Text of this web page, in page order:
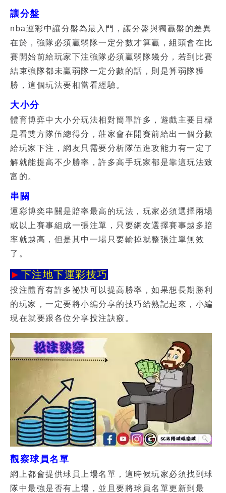
讓分盤
nba運彩中讓分盤為最入門，讓分盤與獨贏盤的差異
在於，強隊必須贏弱隊一定分數才算贏，組頭會在比
賽開始前給玩家下注強隊必須贏弱隊幾分，若到比賽
結束強隊都未贏弱隊一定分數的話，則是算弱隊獲
勝，這個玩法要相當看經驗。
大小分
體育博弈中大小分玩法相對簡單許多，遊戲主要目標
是看雙方隊伍總得分，莊家會在開賽前給出一個分數
給玩家下注，網友只需要分析隊伍進攻能力有一定了
解就能提高不少勝率，許多高手玩家都是靠這玩法致
富的。
串關
運彩博奕串關是賠率最高的玩法，玩家必須選擇兩場
或以上賽事組成一張注單，只要網友選擇賽事越多賠
率就越高，但是其中一場只要輸掉就整張注單無效
了。
► 下注地下運彩技巧
投注體育有許多祕訣可以提高勝率，如果想長期勝利
的玩家，一定要將小編分享的技巧給熟記起來，小編
現在就要跟各位分享投注訣竅。
觀察球員名單
網上都會提供球員上場名單，這時候玩家必須找到球
隊中最強是否有上場，並且要將球員名單更新到最